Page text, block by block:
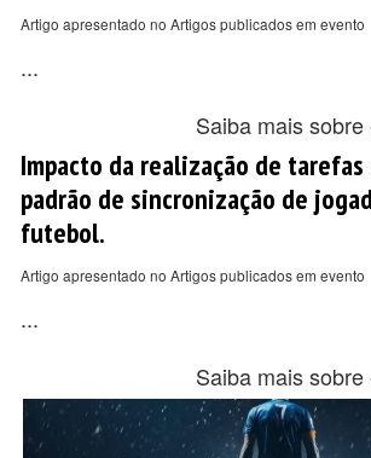
Artigo apresentado no Artigos publicados em evento
...
Saiba mais sobre
Impacto da realização de tarefas
padrão de sincronização de
futebol.
Artigo apresentado no Artigos publicados em evento
...
Saiba mais sobre